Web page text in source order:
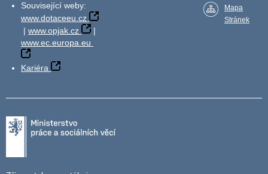
Související weby:
www.dotaceeu.cz
| www.opjak.cz
|
www.ec.europa.eu
Kariéra
Mapa
Stránek